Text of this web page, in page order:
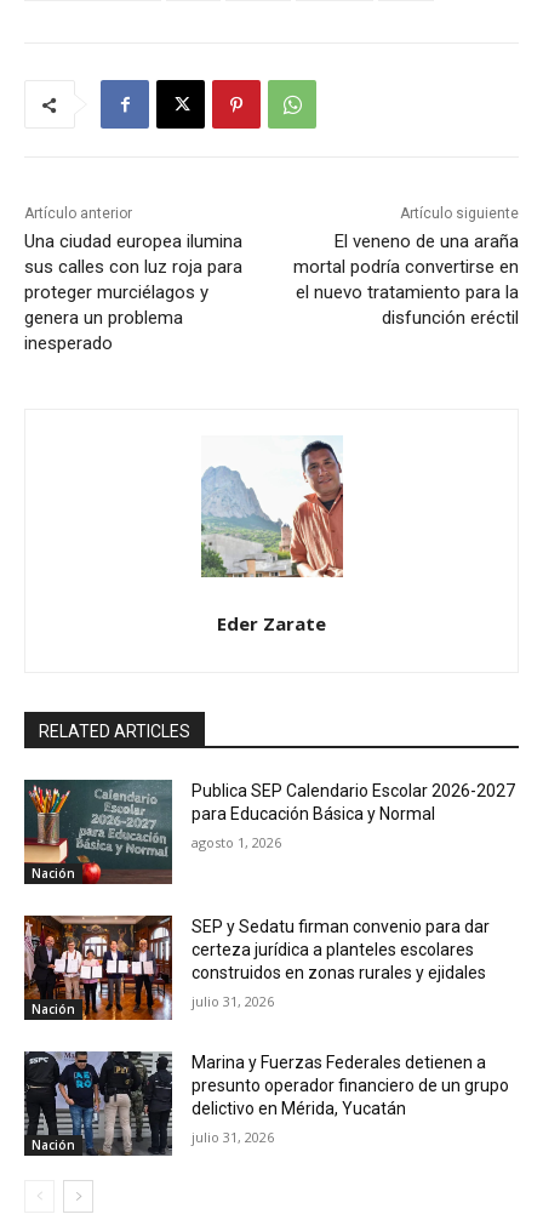
Artículo anterior
Una ciudad europea ilumina
sus calles con luz roja para
proteger murciélagos y
genera un problema
inesperado
Artículo siguiente
El veneno de una araña
mortal podría convertirse en
el nuevo tratamiento para la
disfunción eréctil
Eder Zarate
RELATED ARTICLES
Nación
Publica SEP Calendario Escolar 2026-2027
para Educación Básica y Normal
agosto 1, 2026
Nación
SEP y Sedatu firman convenio para dar
certeza jurídica a planteles escolares
construidos en zonas rurales y ejidales
julio 31, 2026
Nación
Marina y Fuerzas Federales detienen a
presunto operador financiero de un grupo
delictivo en Mérida, Yucatán
julio 31, 2026